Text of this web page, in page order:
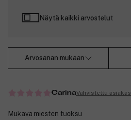
Näytä kaikki arvostelut
Arvosanan mukaan
CarinaVahvistettu asiakas
Mukava miesten tuoksu